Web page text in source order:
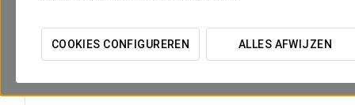
COOKIES CONFIGUREREN ALLES AFWIJZEN